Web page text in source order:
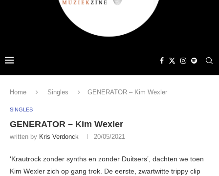
Home Singles GENERATOR – Kim Wexler
SINGLES
GENERATOR – Kim Wexler
written by Kris Verdonck 20/05/2021
‘Krautrock zonder synths en zonder Duitsers’, dachten we toen
Kim Wexler zich op gang trok. De eerste, zwartwitte trippy clip